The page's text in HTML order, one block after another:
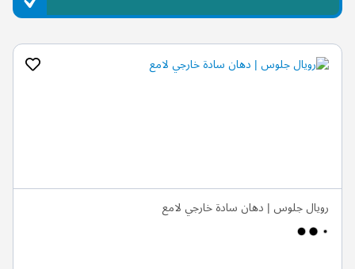
رويال جلوس | دهان سادة خارجي لامع